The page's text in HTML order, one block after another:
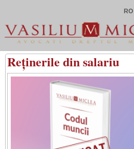
RO
Reținerile din salariu